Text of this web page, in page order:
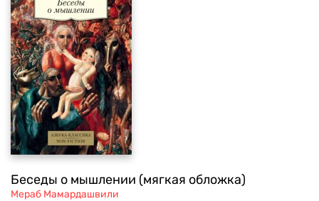
Беседы о мышлении (мягкая обложка)
Мераб Мамардашвили